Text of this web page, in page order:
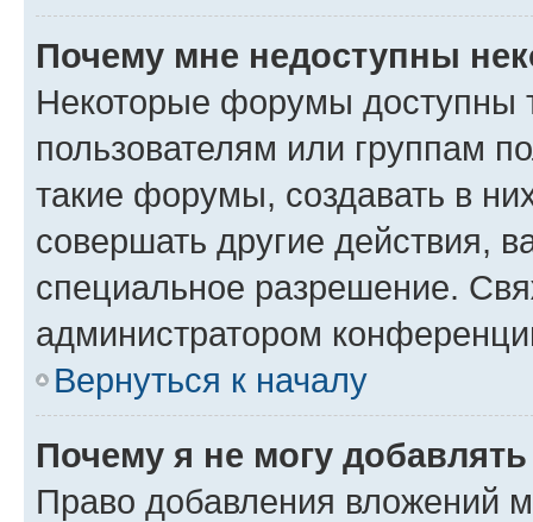
Почему мне недоступны
Некоторые форумы доступны
пользователям или группам
такие форумы, создавать в
совершать другие действия,
специальное разрешение.
администратором
Вернуться к началу
Почему я не могу
Право добавления вложений